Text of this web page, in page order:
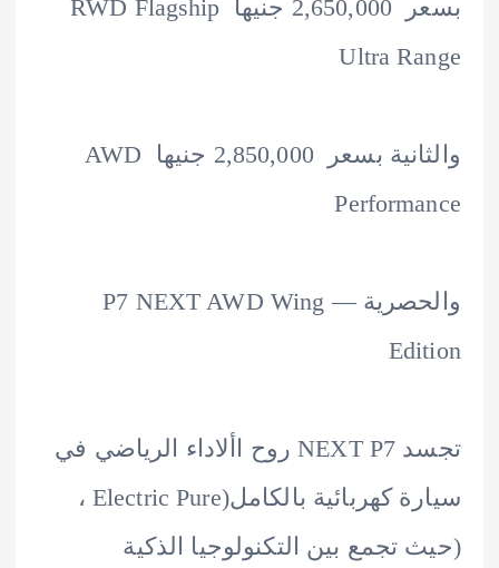
بسعر 2,650,000 جنيها RWD Flagship
Ultra
والثانية بسعر 2,850,000 جنيها AWD
والحصرية — P7 NEXT AWD Wing
تجسد NEXT P7 روح األاداء الرياضي في
سيارة كهربائية بالكامل(Electric Pure ،
تجمع بين التكنولوجيا الذكية